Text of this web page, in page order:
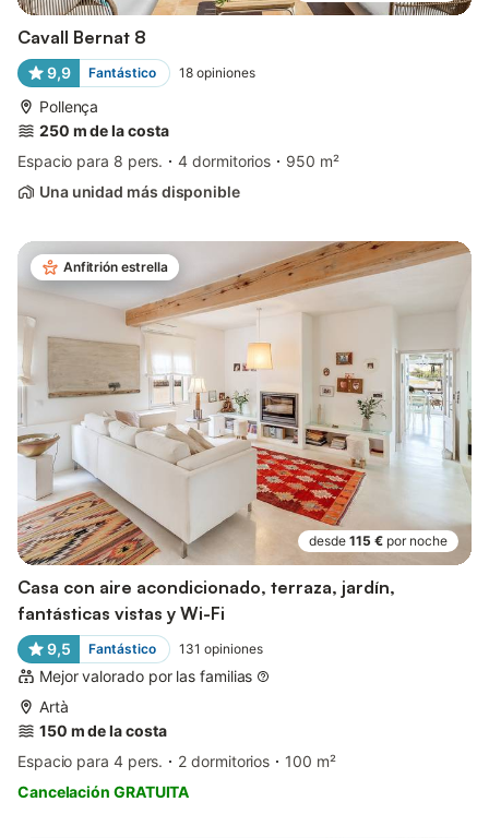
Cavall Bernat 8
9,9 Fantástico 18 opiniones
Pollença
250 m de la costa
Espacio para 8 pers.
4 dormitorios
950 m²
Una unidad más disponible
Anfitrión estrella
desde 115 € por noche
Casa con aire acondicionado, terraza, jardín,
fantásticas vistas y Wi-Fi
9,5 Fantástico 131 opiniones
Mejor valorado por las familias
Artà
150 m de la costa
Espacio para 4 pers.
2 dormitorios
100 m²
Cancelación GRATUITA